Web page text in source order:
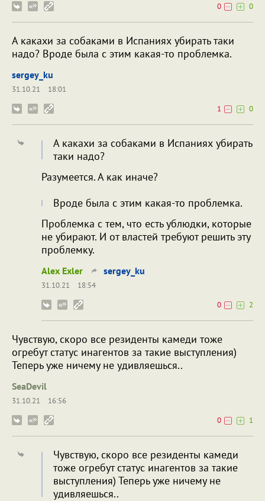
0
0
А какахи за собаками в Испаниях убирать таки
надо? Вроде была с этим какая-то проблемка.
sergey_ku
31.10.21
18:01
1
0
А какахи за собаками в Испаниях убирать
таки надо?
Разумеется. А как иначе?
Вроде была с этим какая-то проблемка.
Проблемка с тем, что есть ублюдки, которые
не убирают. И от властей требуют решить эту
проблемку.
Alex Exler sergey_ku
31.10.21
18:54
0
2
Чувствую, скоро все резиденты камеди тоже
огребут статус инагентов за такие выступления)
Теперь уже ничему не удивляешься..
SeaDevil
31.10.21
16:56
0
1
Чувствую, скоро все резиденты камеди
тоже огребут статус инагентов за такие
выступления) Теперь уже ничему не
удивляешься..